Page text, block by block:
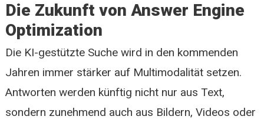
Die Zukunft von Answer Engine
Optimization
Die KI-gestützte Suche wird in den kommenden
Jahren immer stärker auf Multimodalität setzen.
Antworten werden künftig nicht nur aus Text,
sondern zunehmend auch aus Bildern, Videos oder